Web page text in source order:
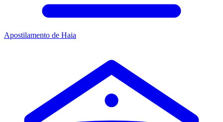
Apostilamento de Haia